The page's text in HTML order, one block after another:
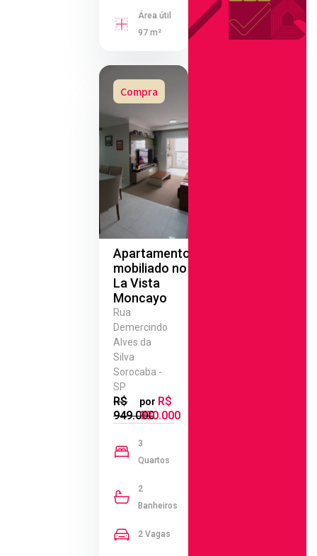
Área útil
97 m²
Compra
Apartamento
mobiliado no
La Vista
Moncayo
Rua
Demercindo
Alves da
Silva
Sorocaba -
SP
R$
949.000
por R$
930.000
3
Quartos
2
Banheiros
2 Vagas